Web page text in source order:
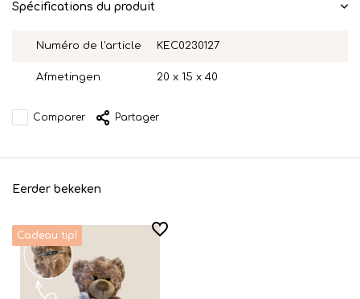
Spécifications du produit
Numéro de l'article KEC0230127
Afmetingen 20 x 15 x 40
Comparer Partager
Eerder bekeken
Cadeau tip!